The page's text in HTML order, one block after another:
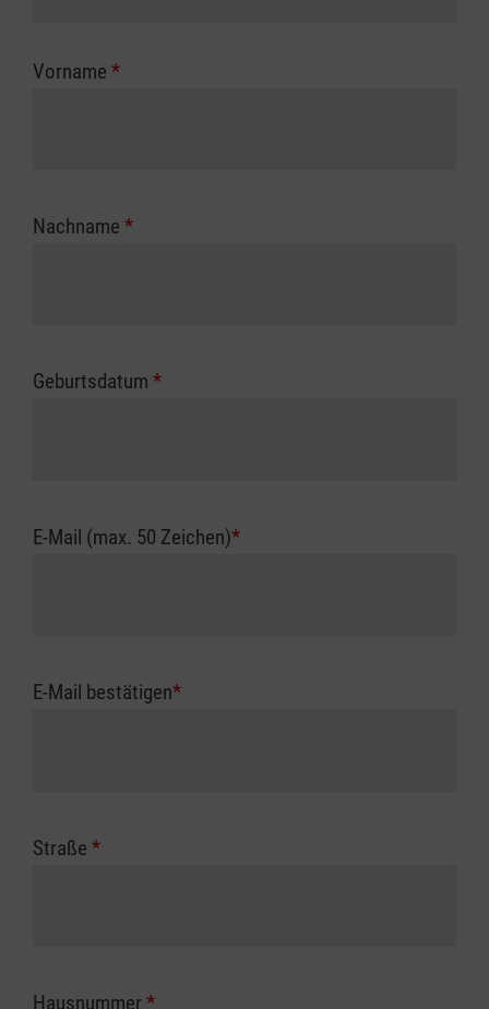
zuständigen Berufsgenossenschaft oder
Vorname *
Nachname *
Geburtsdatum *
E-Mail (max. 50 Zeichen)*
E-Mail bestätigen*
Straße *
Hausnummer *